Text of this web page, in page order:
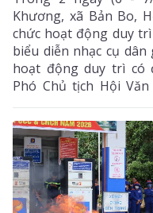
Khương, xã Bản Bo,
chức hoạt động duy
biểu diễn nhạc cụ
hoạt động duy trì có
Phó Chủ tịch Hội
Phòng Văn hóa - Xã
câu lạc bộ.